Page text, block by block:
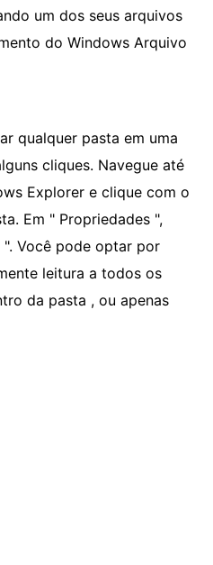
um dos seus arquivos
do Windows Arquivo
qualquer pasta em uma
cliques. Navegue até
Explorer e clique com o
Em " Propriedades ",
Você pode optar por
leitura a todos os
da pasta , ou apenas